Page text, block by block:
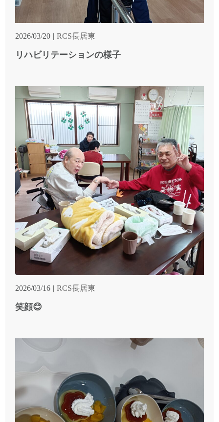
2026/03/20 RCS長居東
リハビリテーションの様子
2026/03/16 RCS長居東
笑顔😊